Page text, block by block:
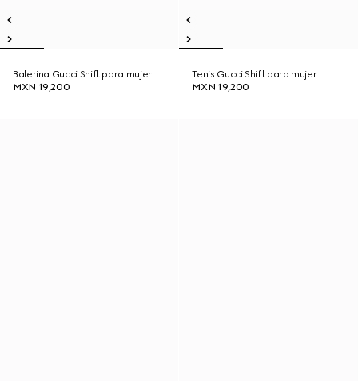
Balerina Gucci Shift para mujer
MXN 19,200
Tenis Gucci Shift para mujer
MXN 19,200